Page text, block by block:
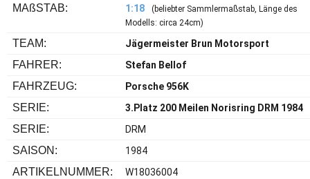
MAßSTAB: 1:18
(beliebter Sammlermaßstab, Länge des
Modells: circa 24cm)
TEAM: Jägermeister Brun Motorsport
FAHRER: Stefan Bellof
FAHRZEUG: Porsche 956K
SERIE: 3.Platz 200 Meilen Norisring DRM 1984
SERIE: DRM
SAISON: 1984
ARTIKELNUMMER: W18036004